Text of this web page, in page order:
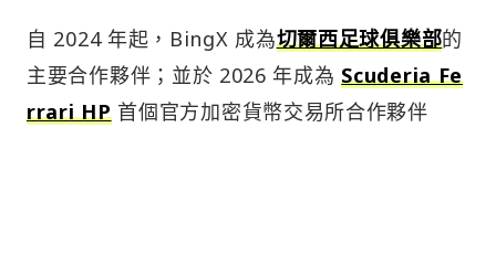
自 2024 年起，BingX 成為切爾西足球俱樂部的
主要合作夥伴；並於 2026 年成為Scuderia Fe
rrari HP首個官方加密貨幣交易所合作夥伴